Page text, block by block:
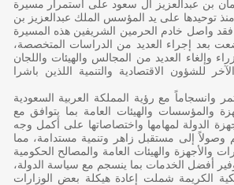
بن عبدالعزيز آل سعود على استمرار مسيرة
منذ توحيدها على يد المؤسس الملك عبدالعزيز بن
فقد واصل خادم الحرمين الشريفين هذه المسيرة
بعد إجراء العديد من الدراسات المتخصصة،
وإلغاء العديد من المجالس والهيئات واللجان
للشؤون الاقتصادية والتنمية اللذين باشرا
وانسجاماً مع رؤية المملكة العربية السعودية
والمؤسسات والهيئات العامة بما يتوافق مع
الدولة لمهامها واختصاصاتها على أكمل وجه
وصولاً إلى مستقبل زاهر وتنمية مستدامة، مما
والأجهزة والهيئات العامة والمصالح الحكومية
أفضل الخدمات بما ينسجم مع سياسة الدولة،
الكريمة شملت إعادة هيكلة بعض الوزارات